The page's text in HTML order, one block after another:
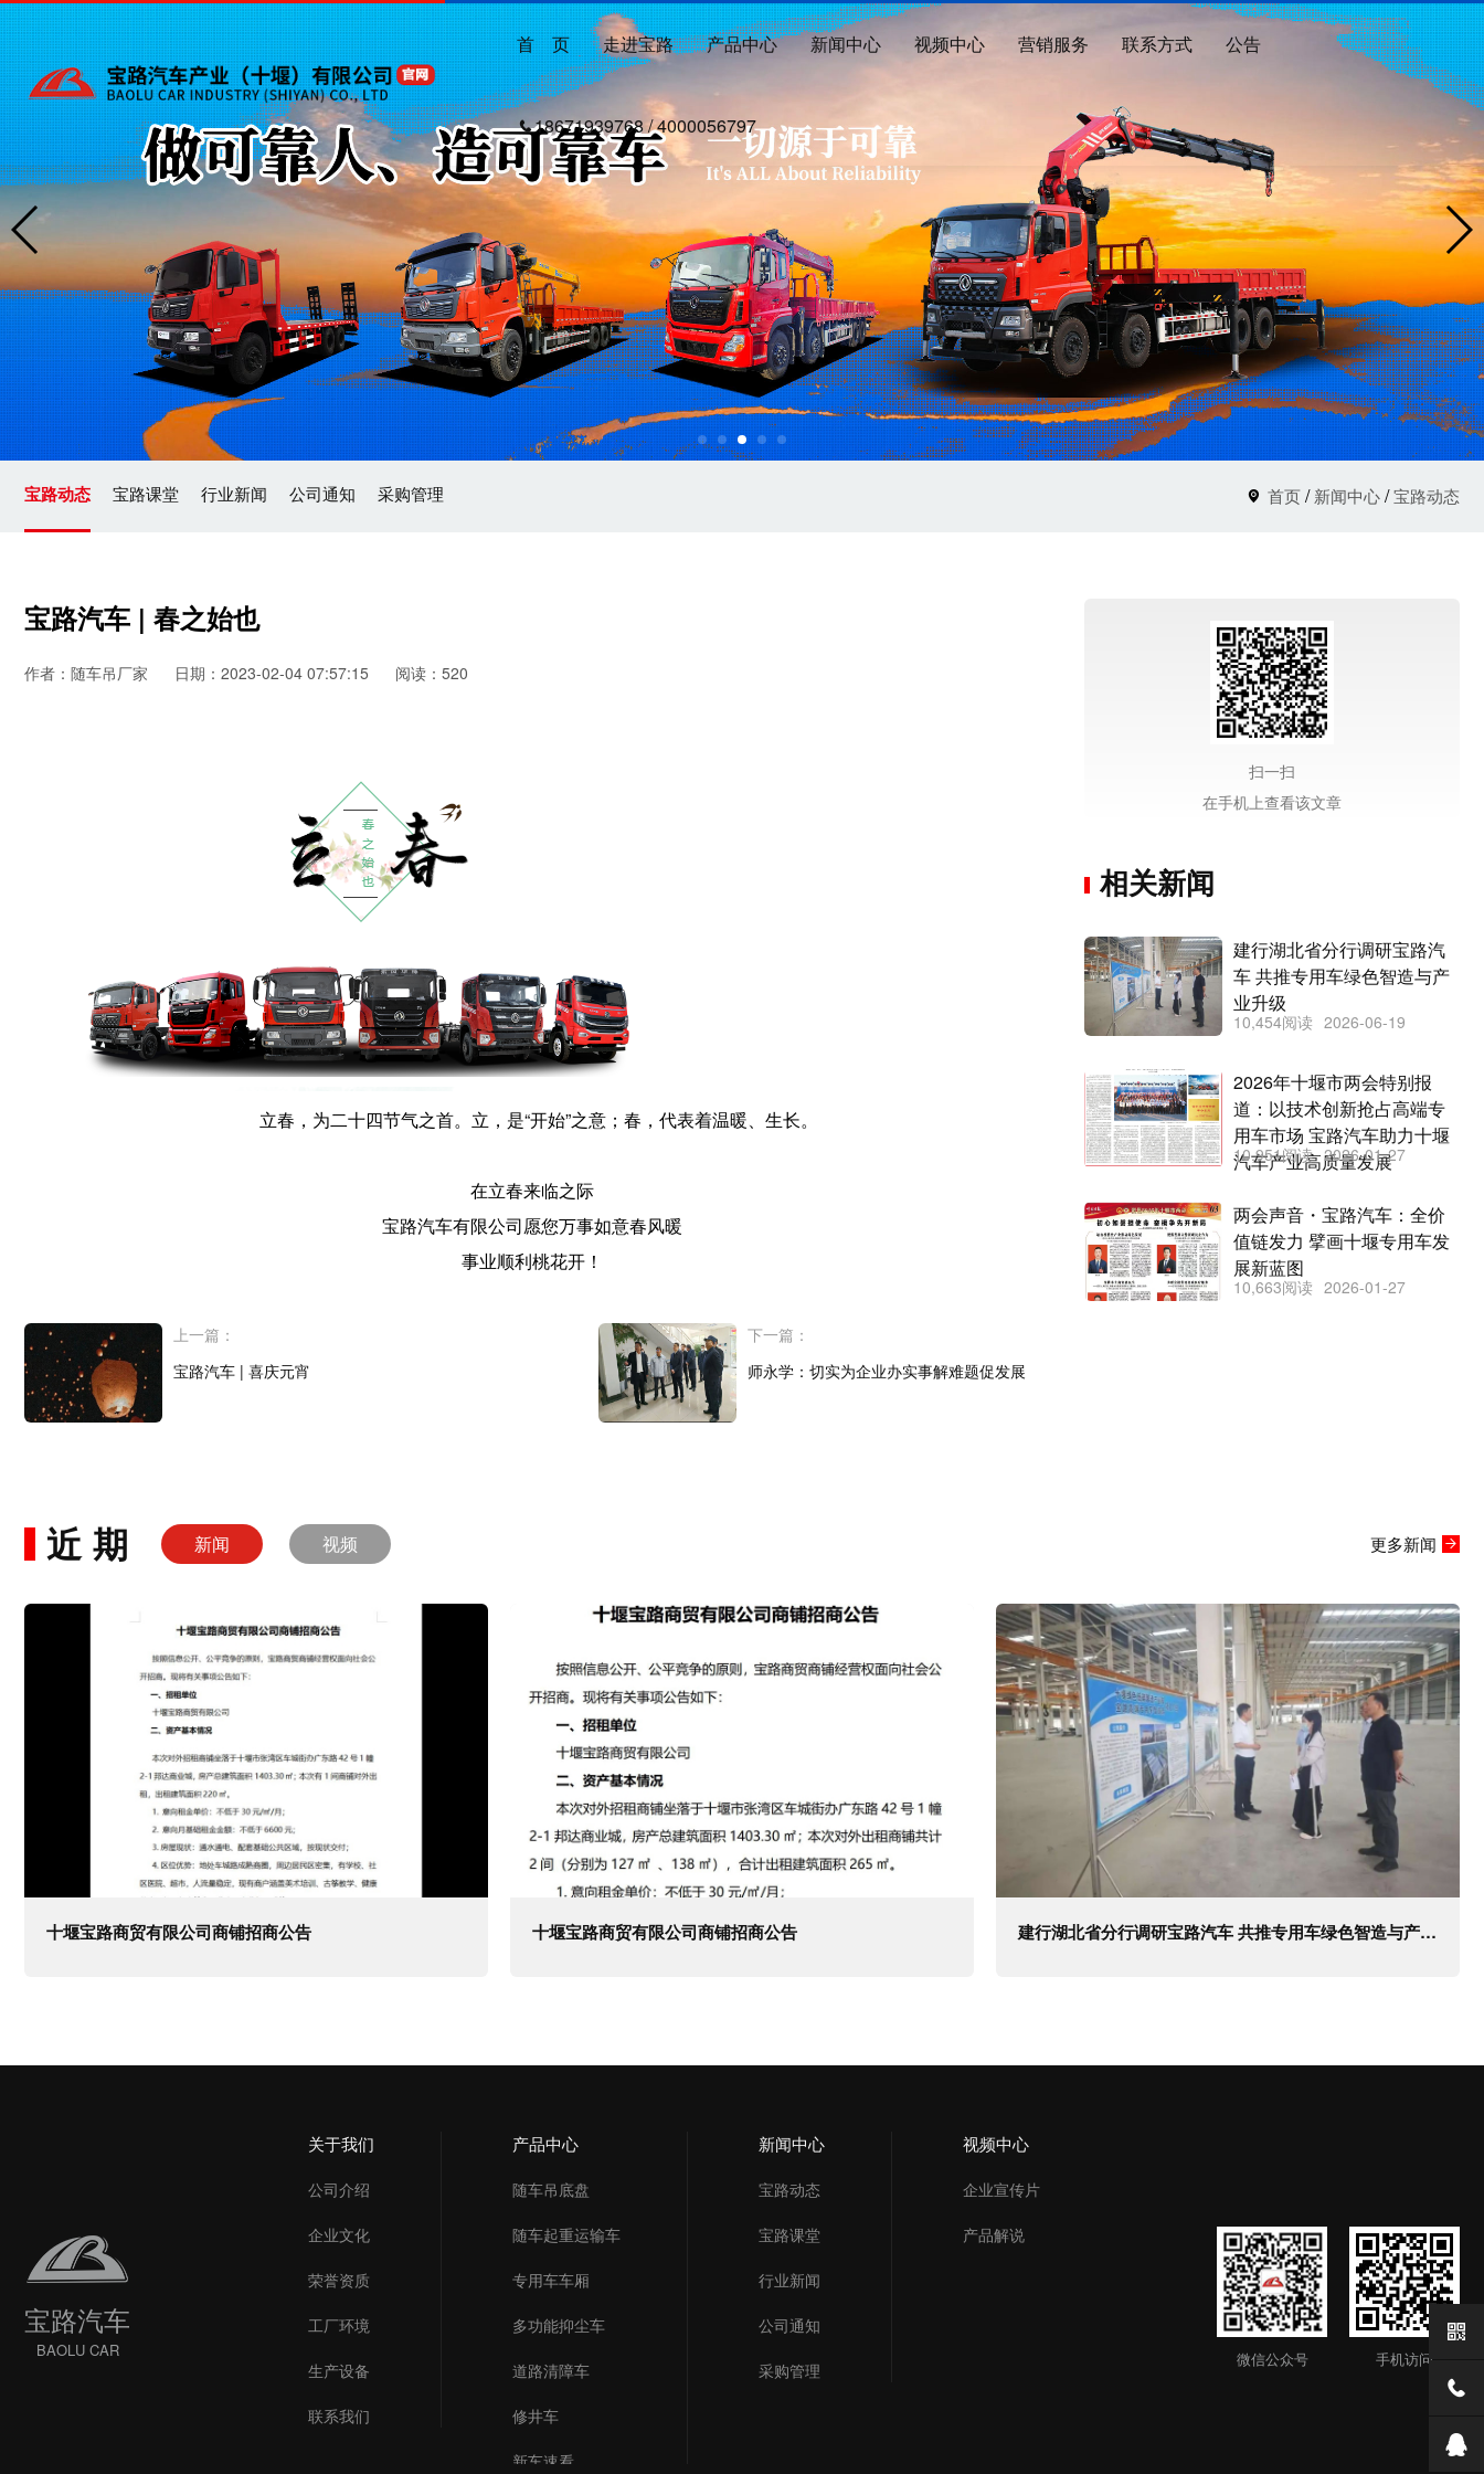
首 页 走进宝路 产品中心 新闻中心 视频中心 营销服务 联系方式 公告
18671939768 / 4000056797
宝路动态 宝路课堂 行业新闻 公司通知 采购管理 首页/新闻中心/宝路动态
宝路汽车 | 春之始也
作者：随车吊厂家 日期：2023-02-04 07:57:15 阅读：520
立春，为二十四节气之首。立，是“开始”之意；春，代表着温暖、生长。
在立春来临之际
宝路汽车有限公司愿您万事如意春风暖
事业顺利桃花开！
上一篇：
宝路汽车 | 喜庆元宵
下一篇：
师永学：切实为企业办实事解难题促发展
扫一扫
在手机上查看该文章
相关新闻
建行湖北省分行调研宝路汽
车 共推专用车绿色智造与产
业升级
10,454阅读 2026-06-19
2026年十堰市两会特别报
道：以技术创新抢占高端专
用车市场 宝路汽车助力十堰
汽车产业高质量发展
10,951阅读 2026-01-27
两会声音・宝路汽车：全价
值链发力 擘画十堰专用车发
展新蓝图
10,663阅读 2026-01-27
近期 新闻 视频 更多新闻
十堰宝路商贸有限公司商铺招商公告 十堰宝路商贸有限公司商铺招商公告 建行湖北省分行调研宝路汽车 共推专用车绿色智造与产业升级
宝路汽车
BAOLU CAR
关于我们
公司介绍
企业文化
荣誉资质
工厂环境
生产设备
联系我们
产品中心
随车吊底盘
随车起重运输车
专用车车厢
多功能抑尘车
道路清障车
修井车
新车速看
新闻中心
宝路动态
宝路课堂
行业新闻
公司通知
采购管理
视频中心
企业宣传片
产品解说
微信公众号 手机访问